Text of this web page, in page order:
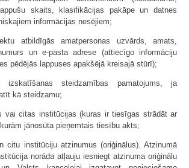
skaits, klasifikācijas pakāpe un datnes
informācijas nesējiem;
atbildīgās amatpersonas uzvārds, amats,
un e-pasta adrese (attiecīgo informāciju
pēdējās lappuses apakšējā kreisajā stūrī);
izskatīšanas steidzamības pamatojums, ja
kā steidzamu;
vai citas institūcijas (kuras ir tiesīgas strādāt ar
jānosūta pieņemtais tiesību akts;
citu institūciju atzinumus (oriģinālus). Atzinumā
norāda atļauju iesniegt atzinuma oriģinālu